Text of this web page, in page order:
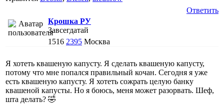
Ответить
Крошка РУ
Завсегдатай
1516 2395 Москва
Я хотеть квашеную капусту. Я сделать квашеную капусту,
потому что мне попался правильный кочан. Сегодня я уже
есть квашеную капусту. Я хотеть сожрать целую банку
квашеной капусты. Но я боюсь, меня может разорвать. Шеф,
шта делать? 🤣